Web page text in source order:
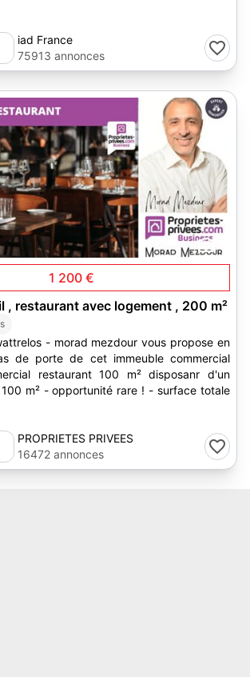
iad France
75913 annonces
1 200 €
Wattrelos - bail , restaurant avec logement , 200 m²
- morad mezdour vous propose en
de porte de cet immeuble commercial
restaurant 100 m² disposanr d'un
- opportunité rare ! - surface totale
PROPRIETES PRIVEES
16472 annonces